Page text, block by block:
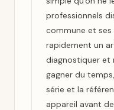
professionnels
commune et ses
rapidement un
diagnostiquer et
gagner du
série et la
appareil avant